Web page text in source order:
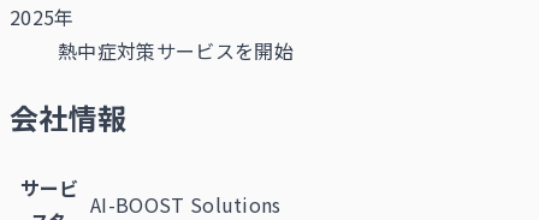
2025年
熱中症対策サービスを開始
会社情報
サービ
AI-BOOST Solutions